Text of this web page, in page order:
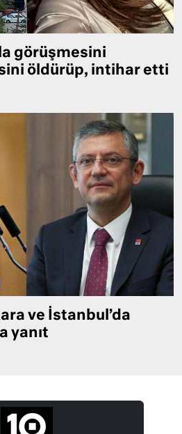
görüşmesini
öldürüp, intihar etti
ve İstanbul’da
yanıt